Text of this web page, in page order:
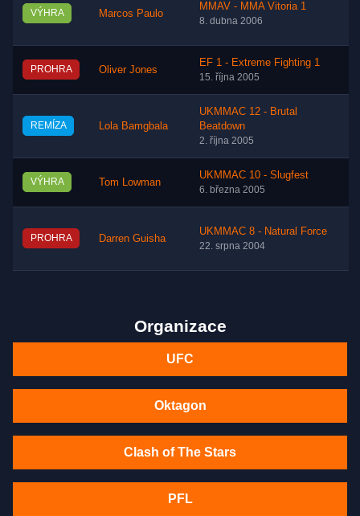
VÝHRA Marcos Paulo
MMAV - MMA Vitoria 1
8. dubna 2006
PROHRA Oliver Jones
EF 1 - Extreme Fighting 1
15. října 2005
REMÍZA Lola Bamgbala
UKMMAC 12 - Brutal
Beatdown
2. října 2005
VÝHRA Tom Lowman
UKMMAC 10 - Slugfest
6. března 2005
PROHRA Darren Guisha
UKMMAC 8 - Natural Force
22. srpna 2004
Organizace
UFC
Oktagon
Clash of The Stars
PFL